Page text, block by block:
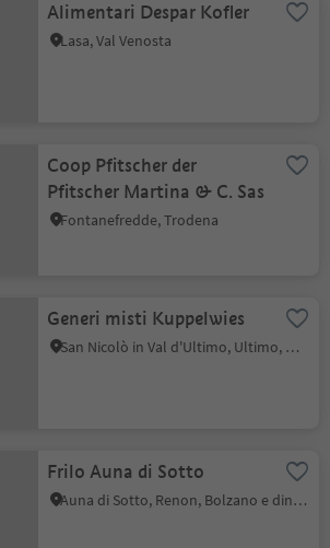
Alimentari Despar Kofler
Lasa, Val Venosta
Coop Pfitscher der
Pfitscher Martina & C. Sas
Fontanefredde, Trodena
Generi misti Kuppelwies
San Nicolò in Val d'Ultimo, Ultimo, Merano e dintorni
Frilo Auna di Sotto
Auna di Sotto, Renon, Bolzano e dintorni